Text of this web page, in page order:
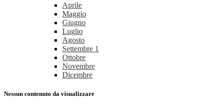
Aprile
Maggio
Giugno
Luglio
Agosto
Settembre 1
Ottobre
Novembre
Dicembre
Nessun contenuto da visualizzare